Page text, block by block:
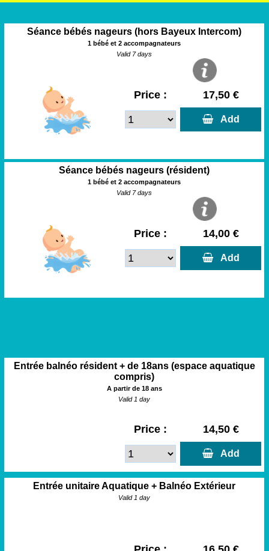
Séance bébés nageurs (hors Bayeux Intercom)
1 bébé et 2 accompagnateurs
Valid 7 days
Price : 17,50 €
Add
Séance bébés nageurs (résident)
1 bébé et 2 accompagnateurs
Valid 7 days
Price : 14,00 €
Add
Entrée balnéo résident + de 18ans (espace aquatique
compris)
A partir de 18 ans
Valid 1 day
Price : 14,50 €
Add
Entrée unitaire Aquatique + Balnéo Extérieur
Valid 1 day